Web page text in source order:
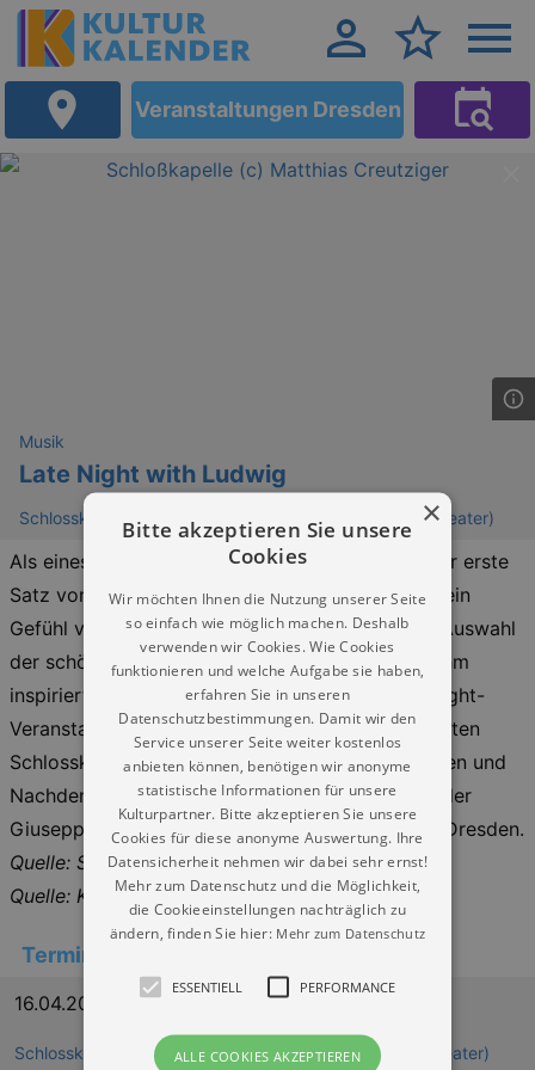
Veranstaltungen Dresden
Musik
Late Night with Ludwig
Schlosskapelle im Residenzschloss Dresden (Schlosstheater)
Als eines der ikonischen Werke der Musik ruft der erste
Satz von Beethovens Mondscheinsonate sofort ein
Gefühl von Frieden und Meditation hervor. Eine Auswahl
der schönsten Stücke Beethovens und der von ihm
inspirierten Komponisten begleitet diese Late-Night-
Veranstaltung unter den Gewölben der restaurierten
Schlosskapelle – eine Einladung zum Zurücklehnen und
Nachdenken. Unter Mitwirkung von Mitgliedern der
Giuseppe-Sinopoli-Akademie der Staatskapelle Dresden.
Quelle: Semperoper Dresden
Quelle: Kulturkalender Dresden
Termine
16.04.2027 22:00
Schlosskapelle im Residenzschloss Dresden (Schlosstheater)
×
Bitte akzeptieren Sie unsere
Cookies
Wir möchten Ihnen die Nutzung unserer Seite
so einfach wie möglich machen. Deshalb
verwenden wir Cookies. Wie Cookies
funktionieren und welche Aufgabe sie haben,
erfahren Sie in unseren
Datenschutzbestimmungen. Damit wir den
Service unserer Seite weiter kostenlos
anbieten können, benötigen wir anonyme
statistische Informationen für unsere
Kulturpartner. Bitte akzeptieren Sie unsere
Cookies für diese anonyme Auswertung. Ihre
Datensicherheit nehmen wir dabei sehr ernst!
Mehr zum Datenschutz und die Möglichkeit,
die Cookieeinstellungen nachträglich zu
ändern, finden Sie hier: Mehr zum Datenschutz
ESSENTIELL PERFORMANCE
ALLE COOKIES AKZEPTIEREN